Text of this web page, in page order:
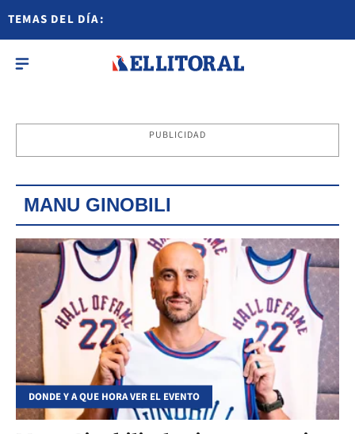
TEMAS DEL DÍA:
PUBLICIDAD
MANU GINOBILI
DONDE Y A QUE HORA VER EL EVENTO